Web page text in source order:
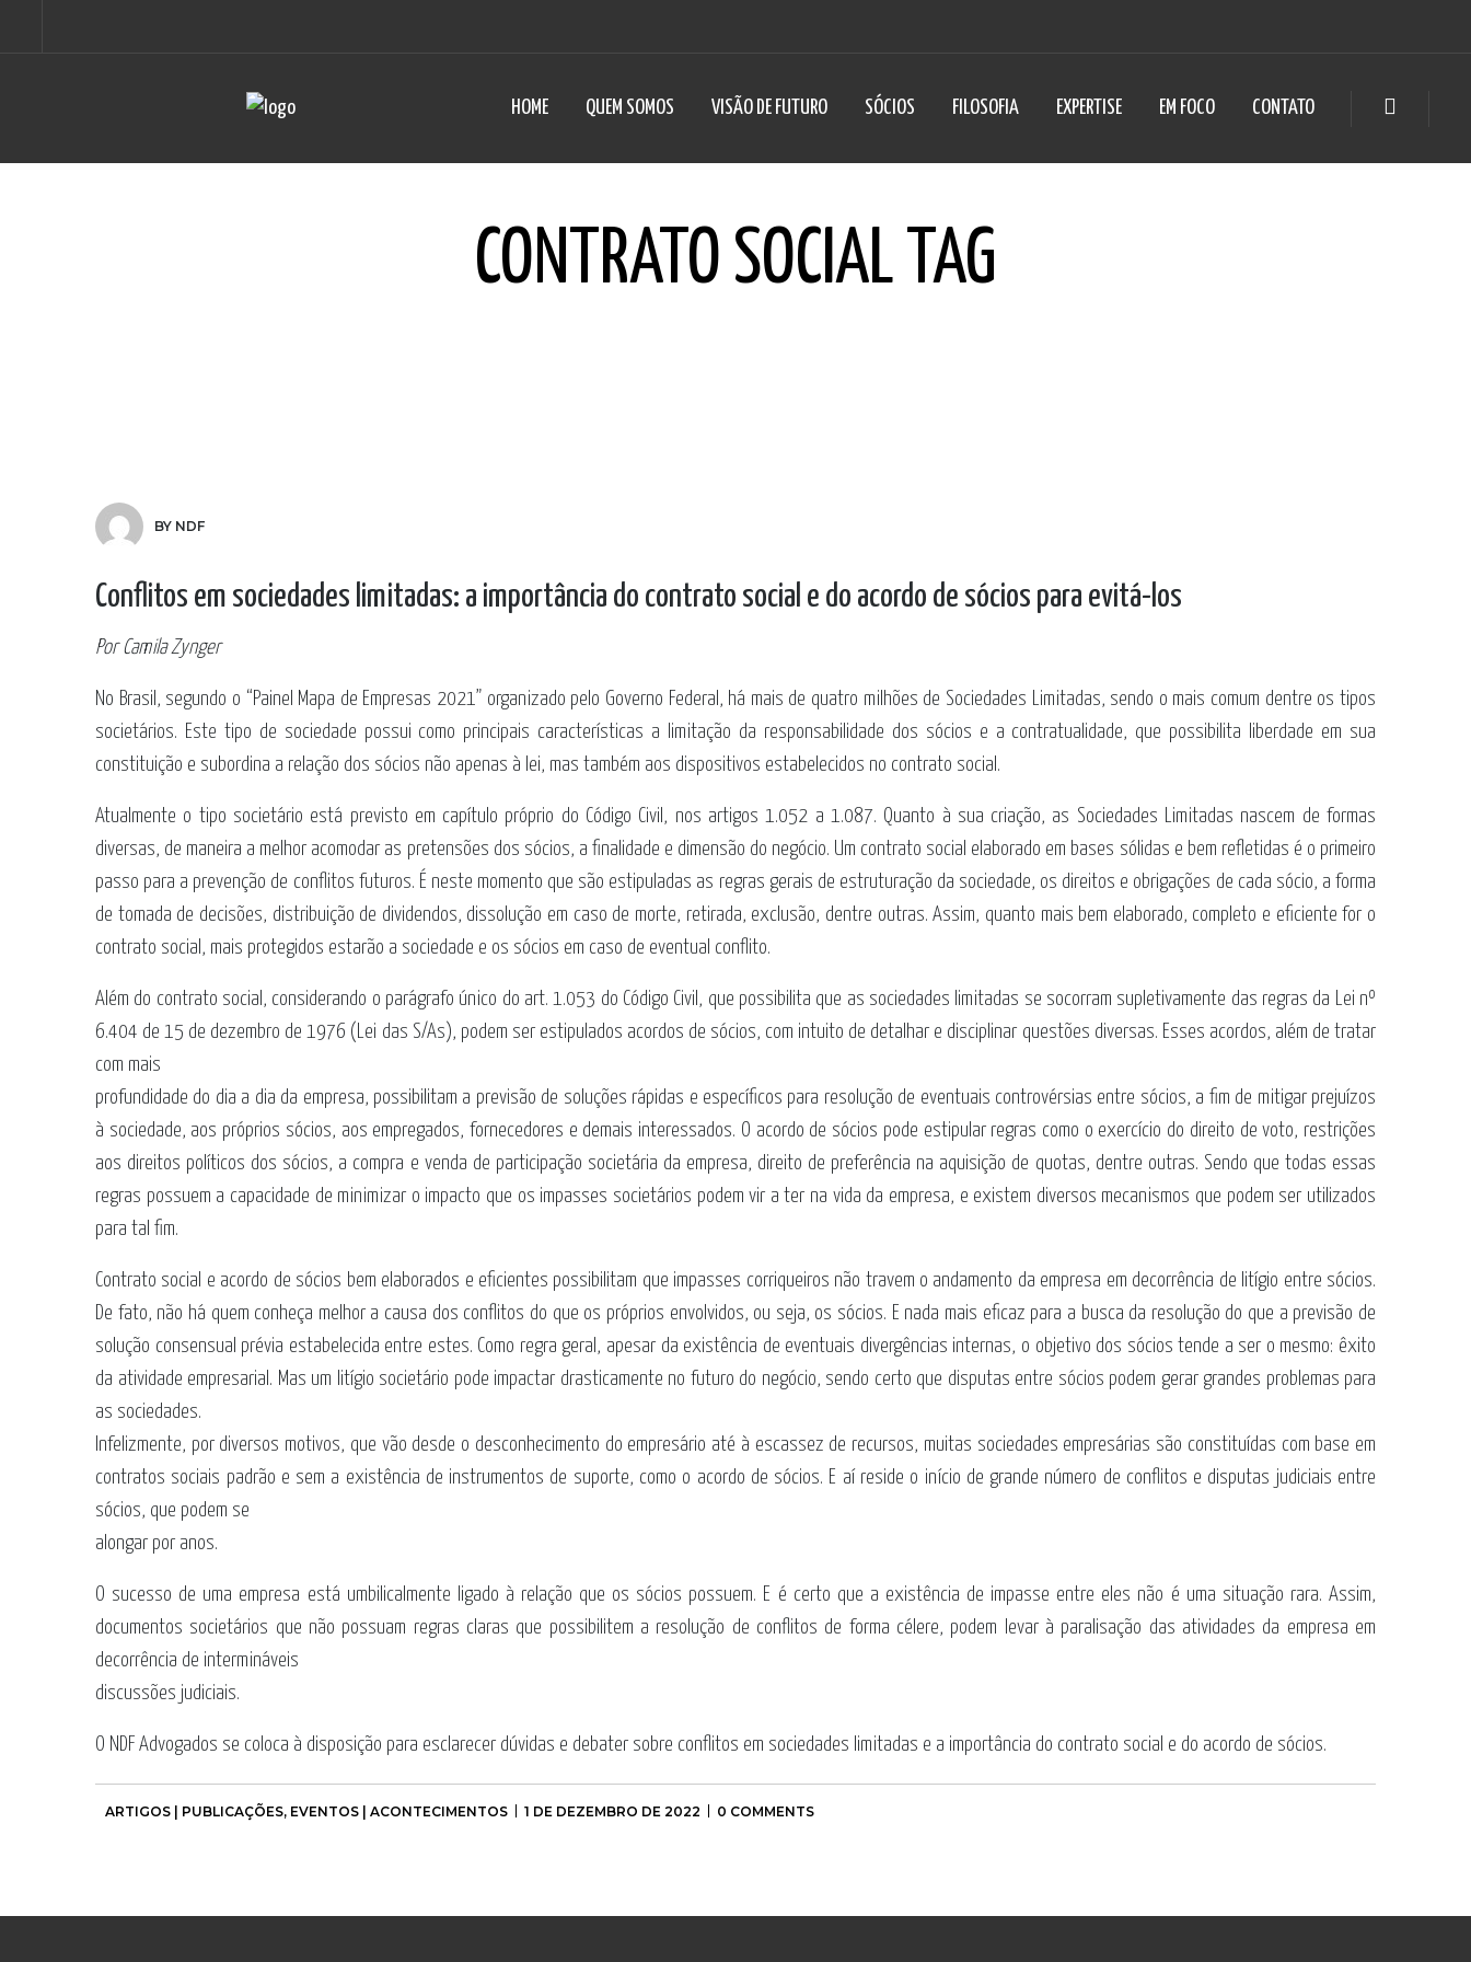
HOME QUEM SOMOS VISÃO DE FUTURO SÓCIOS FILOSOFIA EXPERTISE EM FOCO CONTATO
CONTRATO SOCIAL TAG
BY NDF
Conflitos em sociedades limitadas: a importância do contrato social e do acordo de sócios para evitá-los
Por Camila Zynger
No Brasil, segundo o “Painel Mapa de Empresas 2021” organizado pelo Governo Federal, há mais de quatro milhões de Sociedades Limitadas, sendo o mais comum dentre os tipos
societários. Este tipo de sociedade possui como principais características a limitação da responsabilidade dos sócios e a contratualidade, que possibilita liberdade em sua
constituição e subordina a relação dos sócios não apenas à lei, mas também aos dispositivos estabelecidos no contrato social.
Atualmente o tipo societário está previsto em capítulo próprio do Código Civil, nos artigos 1.052 a 1.087. Quanto à sua criação, as Sociedades Limitadas nascem de formas
diversas, de maneira a melhor acomodar as pretensões dos sócios, a finalidade e dimensão do negócio. Um contrato social elaborado em bases sólidas e bem refletidas é o primeiro
passo para a prevenção de conflitos futuros. É neste momento que são estipuladas as regras gerais de estruturação da sociedade, os direitos e obrigações de cada sócio, a forma
de tomada de decisões, distribuição de dividendos, dissolução em caso de morte, retirada, exclusão, dentre outras. Assim, quanto mais bem elaborado, completo e eficiente for o
contrato social, mais protegidos estarão a sociedade e os sócios em caso de eventual conflito.
Além do contrato social, considerando o parágrafo único do art. 1.053 do Código Civil, que possibilita que as sociedades limitadas se socorram supletivamente das regras da Lei nº
6.404 de 15 de dezembro de 1976 (Lei das S/As), podem ser estipulados acordos de sócios, com intuito de detalhar e disciplinar questões diversas. Esses acordos, além de tratar
com mais
profundidade do dia a dia da empresa, possibilitam a previsão de soluções rápidas e específicos para resolução de eventuais controvérsias entre sócios, a fim de mitigar prejuízos
à sociedade, aos próprios sócios, aos empregados, fornecedores e demais interessados. O acordo de sócios pode estipular regras como o exercício do direito de voto, restrições
aos direitos políticos dos sócios, a compra e venda de participação societária da empresa, direito de preferência na aquisição de quotas, dentre outras. Sendo que todas essas
regras possuem a capacidade de minimizar o impacto que os impasses societários podem vir a ter na vida da empresa, e existem diversos mecanismos que podem ser utilizados
para tal fim.
Contrato social e acordo de sócios bem elaborados e eficientes possibilitam que impasses corriqueiros não travem o andamento da empresa em decorrência de litígio entre sócios.
De fato, não há quem conheça melhor a causa dos conflitos do que os próprios envolvidos, ou seja, os sócios. E nada mais eficaz para a busca da resolução do que a previsão de
solução consensual prévia estabelecida entre estes. Como regra geral, apesar da existência de eventuais divergências internas, o objetivo dos sócios tende a ser o mesmo: êxito
da atividade empresarial. Mas um litígio societário pode impactar drasticamente no futuro do negócio, sendo certo que disputas entre sócios podem gerar grandes problemas para
as sociedades.
Infelizmente, por diversos motivos, que vão desde o desconhecimento do empresário até à escassez de recursos, muitas sociedades empresárias são constituídas com base em
contratos sociais padrão e sem a existência de instrumentos de suporte, como o acordo de sócios. E aí reside o início de grande número de conflitos e disputas judiciais entre
sócios, que podem se
alongar por anos.
O sucesso de uma empresa está umbilicalmente ligado à relação que os sócios possuem. E é certo que a existência de impasse entre eles não é uma situação rara. Assim,
documentos societários que não possuam regras claras que possibilitem a resolução de conflitos de forma célere, podem levar à paralisação das atividades da empresa em
decorrência de intermináveis
discussões judiciais.
O NDF Advogados se coloca à disposição para esclarecer dúvidas e debater sobre conflitos em sociedades limitadas e a importância do contrato social e do acordo de sócios.
ARTIGOS | PUBLICAÇÕES, EVENTOS | ACONTECIMENTOS 1 DE DEZEMBRO DE 2022 0 COMMENTS